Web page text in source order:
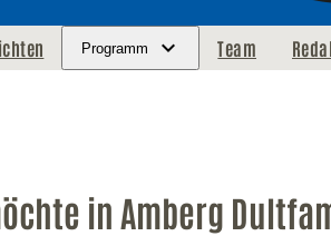
Programm Team
in Amberg